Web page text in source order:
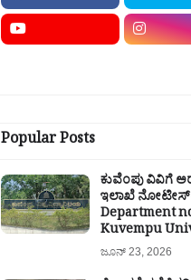
Popular Posts
ಕುವೆಂಪು ವಿವಿಗೆ
ಇಲಾಖೆ
Department
Kuvempu
ಜೂನ್ 23, 2026